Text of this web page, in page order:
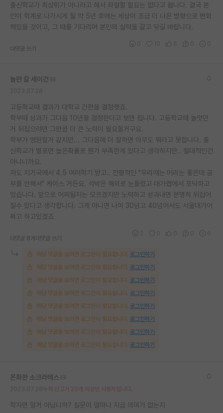
출신학교가 최상위가 아니라고 해서 좌절할 필요는 없다고 봅니다. 결국 본
인이 학계로 나가시게 될 약 5년 후에는 세상이 조금 더 나은 방향으로 변화
해있을 것이고, 그 때를 기다리며 본인의 실력을 갈고 닦길 바랍니다.
대댓글 쓰기
놀란 칼 세이건
고등학교때 결과가 대학교 간판을 결정햇죠.
학부때 성과가 그다음 10년을 결정한다고 보면 됩니다. 고등학교때 놀앗던
거 뒤집으려면 그만큼 더 큰 노력이 필요할거구요.
학부가 영원할거 같지만... 그다음에 더 잘하면 아무도 뭐라고 못합니다. 출
신학교가 별로면 높은확률로 뭔가 부족한게 있다고 생각하지만.. 절대적인건
아니니까요.
저도 지거국에서 4.5 여러학기 받고.. 전형적인 "우리애는 머리는 좋은데 공
부를 안해서" 케이스 거든요. 석박은 해외로 눈돌렸고 대가랩에서 포닥하고
있습니다. 앞으로 어찌될지는 모르겠지만 노력하고 성과내면 분명히 뒤집어
질수 있다고 생각합니다. 그게 아니면 나이 30넘고 40넘어서도 서울대가어
쩌고 하고있겠죠
대댓글 8개 대댓글 쓰기
해당 댓글을 보려면 로그인이 필요합니다. 로그인하기
해당 댓글을 보려면 로그인이 필요합니다. 로그인하기
해당 댓글을 보려면 로그인이 필요합니다. 로그인하기
해당 댓글을 보려면 로그인이 필요합니다. 로그인하기
해당 댓글을 보려면 로그인이 필요합니다. 로그인하기
해당 댓글을 보려면 로그인이 필요합니다. 로그인하기
해당 댓글을 보려면 로그인이 필요합니다. 로그인하기
해당 댓글을 보려면 로그인이 필요합니다. 로그인하기
온화한 소크라테스
누적 신고가 20개 이상인 사용자입니다.
학자면 알거 아닙니까? 질문이 얼마나 지금 의미가 없는지